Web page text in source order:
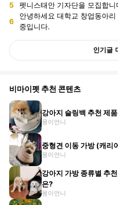
5 펫니스태안 기자단을 모집합니
6
안녕하세요 대학교 창업동아
중입니다.
인기글
비마이펫 추천 콘텐츠
강아지 슬링백 추천 제
몽이언니
중형견 이동 가방 (캐리
몽이언니
강아지 가방 종류별 추
은?
몽이언니